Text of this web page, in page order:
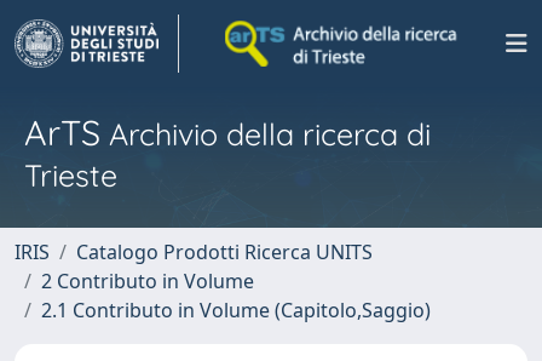
ArTS Archivio della ricerca di
Trieste
IRIS
Catalogo Prodotti Ricerca UNITS
2 Contributo in Volume
2.1 Contributo in Volume (Capitolo,Saggio)